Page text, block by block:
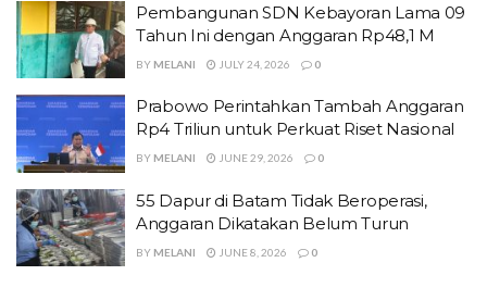
Pembangunan SDN Kebayoran Lama 09
Tahun Ini dengan Anggaran Rp48,1 M
BY MELANI JULY 24, 2026 0
Prabowo Perintahkan Tambah Anggaran
Rp4 Triliun untuk Perkuat Riset Nasional
BY MELANI JUNE 29, 2026 0
55 Dapur di Batam Tidak Beroperasi,
Anggaran Dikatakan Belum Turun
BY MELANI JUNE 8, 2026 0